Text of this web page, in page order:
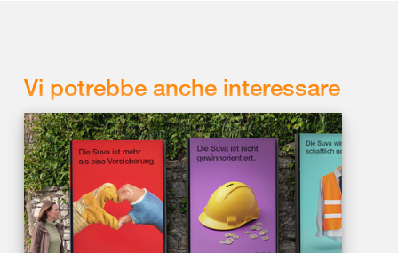
Vi potrebbe anche interessare